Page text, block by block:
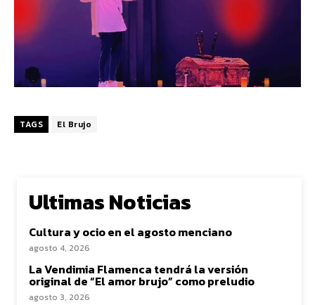
TAGS El Brujo
Ultimas Noticias
Cultura y ocio en el agosto menciano
agosto 4, 2026
La Vendimia Flamenca tendrá la versión
original de “El amor brujo” como preludio
agosto 3, 2026